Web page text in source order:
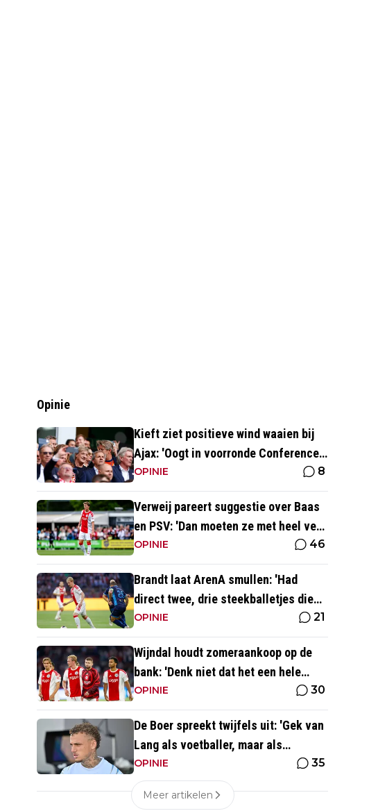
Opinie
Kieft ziet positieve wind waaien bij
Ajax: 'Oogt in voorronde Conference
League fris en energiek'
OPINIE 8
Verweij pareert suggestie over Baas
en PSV: 'Dan moeten ze met heel veel
geld over de brug komen'
OPINIE 46
Brandt laat ArenA smullen: 'Had
direct twee, drie steekballetjes die
gewoon perfect waren'
OPINIE 21
Wijndal houdt zomeraankoop op de
bank: 'Denk niet dat het een hele
goede verdediger is'
OPINIE 30
De Boer spreekt twijfels uit: 'Gek van
Lang als voetballer, maar als
persoonlijkheid niet'
OPINIE 35
Meer artikelen